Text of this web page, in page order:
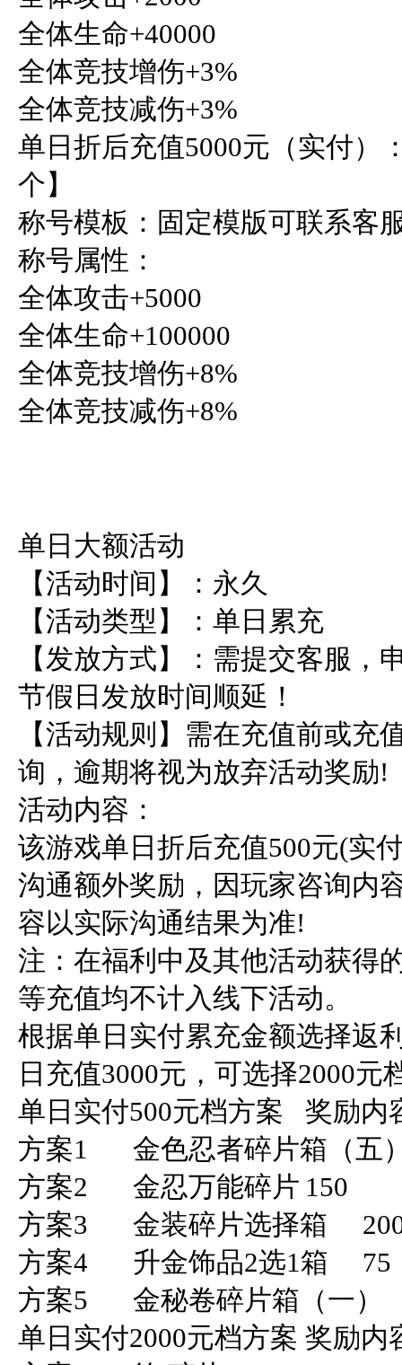
全体生命+40000
全体竞技增伤+3%
全体竞技减伤+3%
单日折后充值5000元（实付）
个】
称号模板：固定模版可联系客
称号属性：
全体攻击+5000
全体生命+100000
全体竞技增伤+8%
全体竞技减伤+8%
单日大额活动
【活动时间】：永久
【活动类型】：单日累充
【发放方式】：需提交客服，
节假日发放时间顺延！
【活动规则】需在充值前或充
询，逾期将视为放弃活动奖励!
活动内容：
该游戏单日折后充值500元(实
沟通额外奖励，因玩家咨询内
容以实际沟通结果为准!
注：在福利中及其他活动获得
等充值均不计入线下活动。
根据单日实付累充金额选择返
日充值3000元，可选择2000元
单日实付500元档方案	奖励内容	数量
方案1	金色忍者碎片箱（五）	150
方案2	金忍万能碎片	150
方案3	金装碎片选择箱	200
方案4	升金饰品2选1箱	75
方案5	金秘卷碎片箱（一）	160
单日实付2000元档方案	奖励内容	数量